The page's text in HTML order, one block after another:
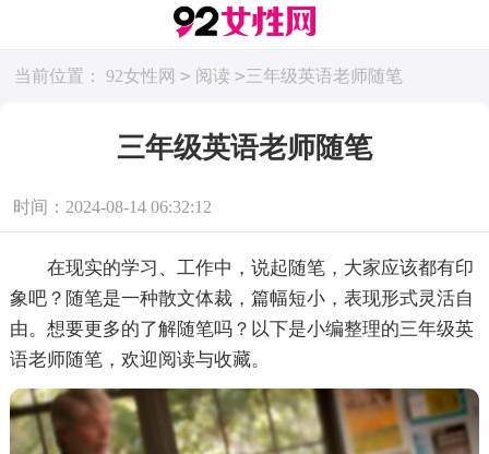
当前位置： 92女性网 > 阅读 >三年级英语老师随笔
三年级英语老师随笔
时间：2024-08-14 06:32:12
在现实的学习、工作中，说起随笔，大家应该都有印
象吧？随笔是一种散文体裁，篇幅短小，表现形式灵活自
由。想要更多的了解随笔吗？以下是小编整理的三年级英
语老师随笔，欢迎阅读与收藏。